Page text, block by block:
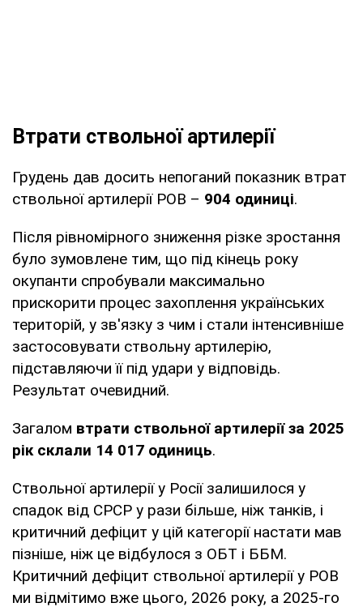
Втрати ствольної артилерії
Грудень дав досить непоганий показник втрат
ствольної артилерії РОВ – 904 одиниці.
Після рівномірного зниження різке зростання
було зумовлене тим, що під кінець року
окупанти спробували максимально
прискорити процес захоплення українських
територій, у зв'язку з чим і стали інтенсивніше
застосовувати ствольну артилерію,
підставляючи її під удари у відповідь.
Результат очевидний.
Загалом втрати ствольної артилерії за 2025
рік склали 14 017 одиниць.
Ствольної артилерії у Росії залишилося у
спадок від СРСР у рази більше, ніж танків, і
критичний дефіцит у цій категорії настати мав
пізніше, ніж це відбулося з ОБТ і ББМ.
Критичний дефіцит ствольної артилерії у РОВ
ми відмітимо вже цього, 2026 року, а 2025-го